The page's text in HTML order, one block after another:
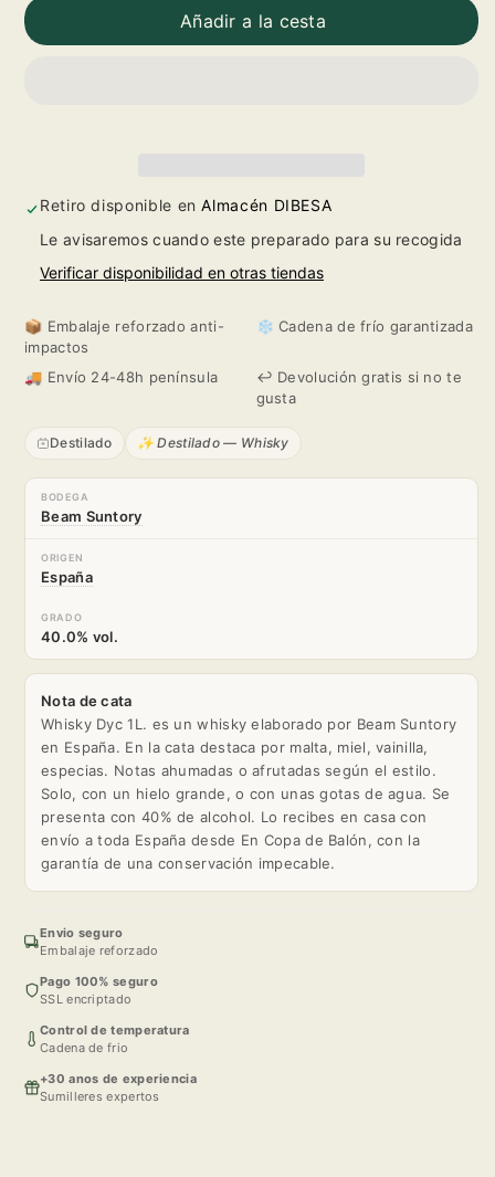
1L.
cantidad
1L.
Añadir a la cesta
Retiro disponible enAlmacén DIBESA
Le avisaremos cuando este preparado para su recogida
Verificar disponibilidad en otras tiendas
📦 Embalaje reforzado anti-
impactos
❄️ Cadena de frío garantizada
🚚 Envío 24-48h península
↩️ Devolución gratis si no te
gusta
Destilado ✨ Destilado — Whisky
BODEGA
Beam Suntory
ORIGEN
España
GRADO
40.0% vol.
Nota de cata
Whisky Dyc 1L. es un whisky elaborado por Beam Suntory
en España. En la cata destaca por malta, miel, vainilla,
especias. Notas ahumadas o afrutadas según el estilo.
Solo, con un hielo grande, o con unas gotas de agua. Se
presenta con 40% de alcohol. Lo recibes en casa con
envío a toda España desde En Copa de Balón, con la
garantía de una conservación impecable.
Envio seguro
Embalaje reforzado
Pago 100% seguro
SSL encriptado
Control de temperatura
Cadena de frio
+30 anos de experiencia
Sumilleres expertos